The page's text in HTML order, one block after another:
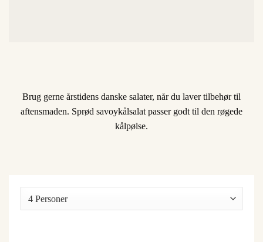
Brug gerne årstidens danske salater, når du laver tilbehør til
aftensmaden. Sprød savoykålsalat passer godt til den røgede
kålpølse.